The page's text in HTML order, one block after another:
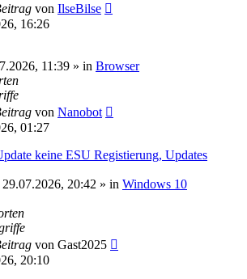
von IlseBilse
16:26
11:39 » in Browser
von Nanobot
01:27
keine ESU Registierung, Updates
29.07.2026, 20:42 » in Windows 10
von Gast2025
20:10